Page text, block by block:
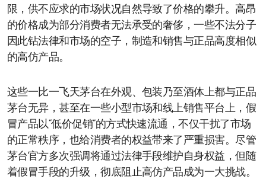
限，供不应求的市场状况自然导致了价格的攀升。高昂
的价格成为部分消费者无法承受的奢侈，一些不法分子
因此钻法律和市场的空子，制造和销售与正品高度相似
的高仿产品。
这些一比一飞天茅台在外观、包装乃至酒体上都与正品
茅台无异，甚至在一些小型市场和线上销售平台上，假
冒产品以“低价促销”的方式快速流通，不仅干扰了市场
的正常秩序，也给消费者的权益带来了严重损害。尽管
茅台官方多次强调将通过法律手段维护自身权益，但随
着假冒手段的升级，彻底阻止高仿产品成为一大挑战。